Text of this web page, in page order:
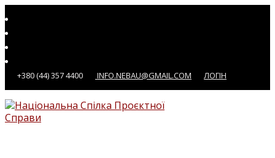
до
вмісту
+380 (44) 357 4400 INFO.NEBAU@GMAIL.COM ЛОГІН